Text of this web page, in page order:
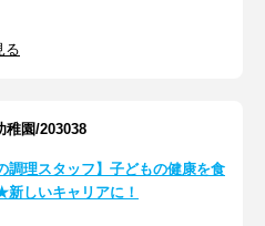
る
園/203038
調理スタッフ】子どもの健康を食
しいキャリアに！